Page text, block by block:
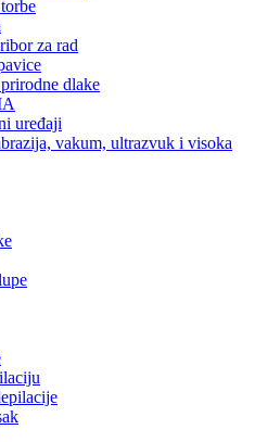
za rad
dlake
uređaji
vakum, ultrazvuk i visoka